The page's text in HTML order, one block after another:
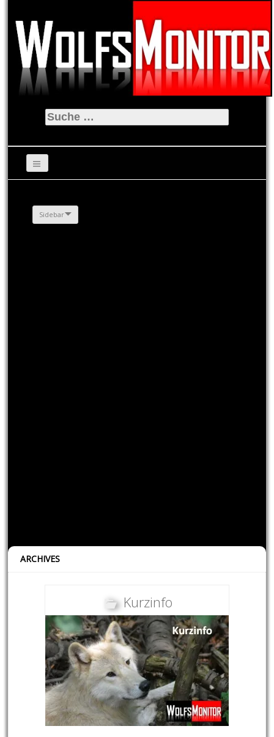
Suche
nach:
Sidebar
ARCHIVES
Kurzinfo